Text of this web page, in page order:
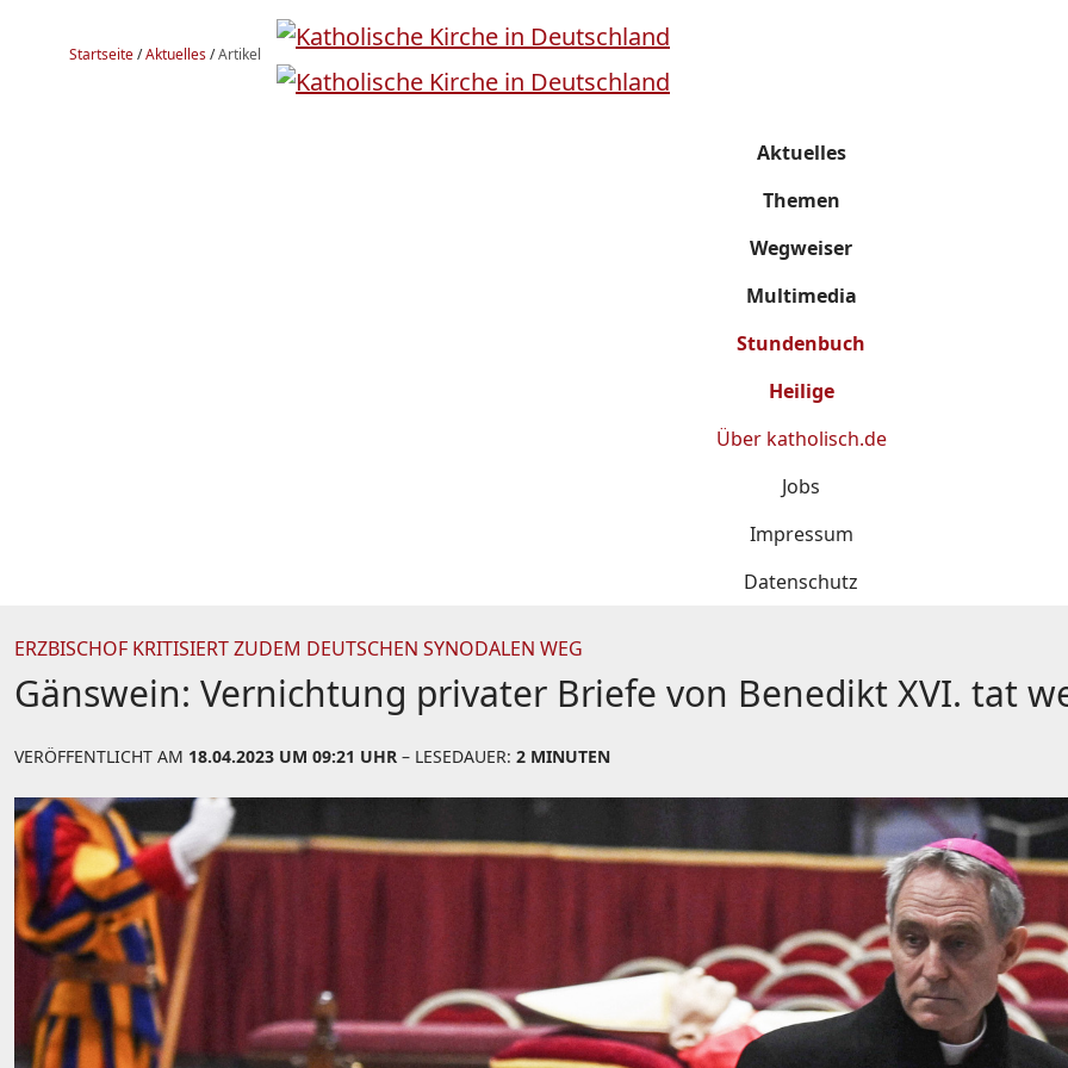
Startseite/Aktuelles/Artikel
Aktuelles
Themen
Wegweiser
Multimedia
Stundenbuch
Heilige
Über katholisch.de
Jobs
Impressum
Datenschutz
ERZBISCHOF KRITISIERT ZUDEM DEUTSCHEN SYNODALEN WEG
Gänswein: Vernichtung privater Briefe von Benedikt XVI. tat
VERÖFFENTLICHT AM 18.04.2023 UM 09:21 UHR – LESEDAUER: 2 MINUTEN